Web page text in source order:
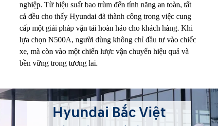
nghiệp. Từ hiệu suất bao trùm đến tính năng an toàn, tất
cả đều cho thấy Hyundai đã thành công trong việc cung
cấp một giải pháp vận tải hoàn hảo cho khách hàng. Khi
lựa chọn N500A, người dùng không chỉ đầu tư vào chiếc
xe, mà còn vào một chiến lược vận chuyển hiệu quả và
bền vững trong tương lai.
Hyundai Bắc Việt